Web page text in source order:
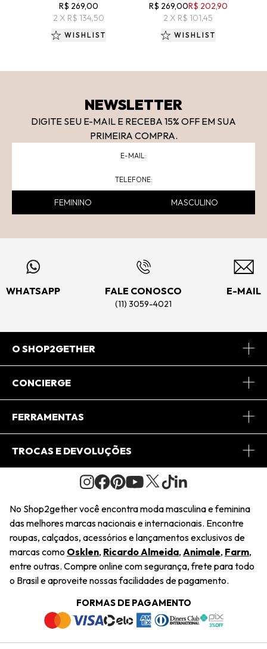
R$ 269,00
2 X R$ 134,50
WISHLIST
R$ 269,00R$ 202,90
2 X R$ 101,45
WISHLIST
NEWSLETTER
DIGITE SEU E-MAIL E RECEBA 15% OFF EM SUA
PRIMEIRA COMPRA.
FEMININO MASCULINO
WHATSAPP FALE CONOSCO
(11) 3059-4021
E-MAIL
O SHOP2GETHER
Sobre Nós
Journal
Saiu na Mídia
Sustentabilidade
Navegando
Termos e Condições
Trabalhe Conosco
CONCIERGE
Central de Relacionamento
Regulamento e Promoções
FERRAMENTAS
Minha Conta
Pedido de Presente
Wishlist
TROCAS E DEVOLUÇÕES
Condições Gerais
Troca Fácil
Restituição de Pagamento
Dúvidas Frequentes
Termos e Condições
Política de Privacidade
No Shop2gether você encontra moda masculina e feminina
das melhores marcas nacionais e internacionais. Encontre
roupas, calçados, acessórios e lançamentos exclusivos de
marcas como Osklen, Ricardo Almeida, Animale, Farm,
entre outras. Compre online com segurança, frete para todo
o Brasil e aproveite nossas facilidades de pagamento.
FORMAS DE PAGAMENTO